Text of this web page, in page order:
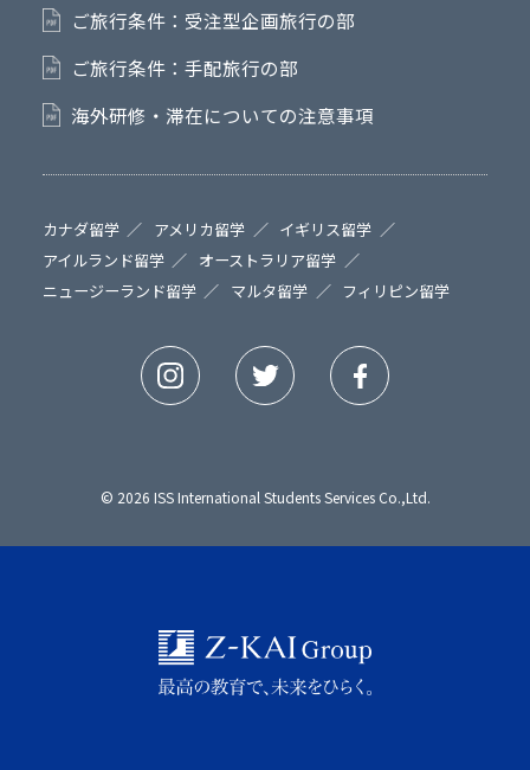
ご旅行条件：受注型企画旅行の部
ご旅行条件：手配旅行の部
海外研修・滞在についての注意事項
カナダ留学 アメリカ留学
イギリス留学
アイルランド留学
オーストラリア留学
ニュージーランド留学
マルタ留学 フィリピン留学
© 2026 ISS International Students Services Co.,Ltd.